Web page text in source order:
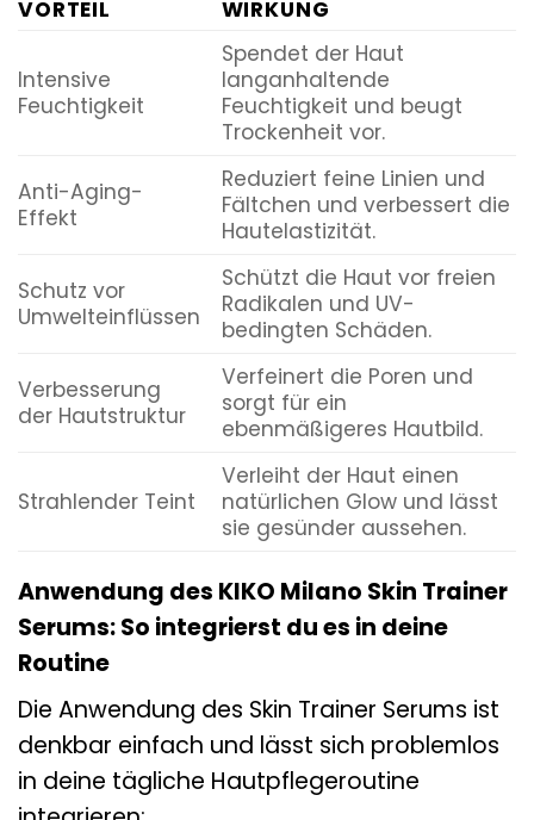
VORTEIL WIRKUNG
Intensive
Feuchtigkeit
Spendet der Haut
langanhaltende
Feuchtigkeit und beugt
Trockenheit vor.
Anti-Aging-
Effekt
Reduziert feine Linien und
Fältchen und verbessert die
Hautelastizität.
Schutz vor
Umwelteinflüssen
Schützt die Haut vor freien
Radikalen und UV-
bedingten Schäden.
Verbesserung
der Hautstruktur
Verfeinert die Poren und
sorgt für ein
ebenmäßigeres Hautbild.
Strahlender Teint
Verleiht der Haut einen
natürlichen Glow und lässt
sie gesünder aussehen.
Anwendung des KIKO Milano Skin Trainer
Serums: So integrierst du es in deine
Routine
Die Anwendung des Skin Trainer Serums ist
denkbar einfach und lässt sich problemlos
in deine tägliche Hautpflegeroutine